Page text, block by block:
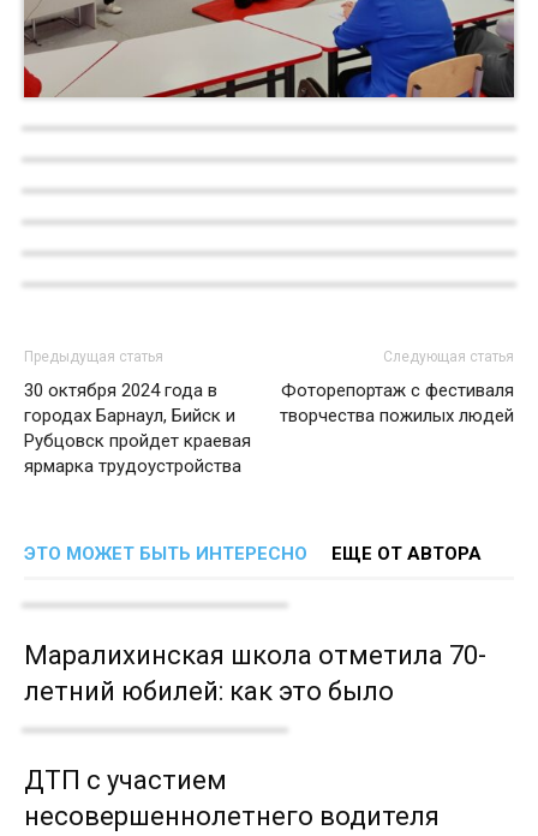
Предыдущая статья
30 октября 2024 года в
городах Барнаул, Бийск и
Рубцовск пройдет краевая
ярмарка трудоустройства
Следующая статья
Фоторепортаж с фестиваля
творчества пожилых людей
ЭТО МОЖЕТ БЫТЬ ИНТЕРЕСНО ЕЩЕ ОТ АВТОРА
Маралихинская школа отметила 70-
летний юбилей: как это было
ДТП с участием
несовершеннолетнего водителя